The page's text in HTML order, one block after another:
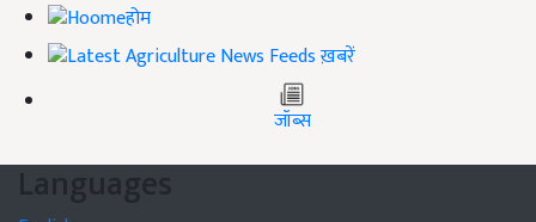
होम
ख़बरें
जॉब्स
Languages